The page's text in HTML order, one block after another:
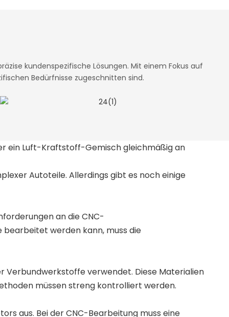
kundenspezifische Lösungen. Mit einem Fokus auf
Bedürfnisse zugeschnitten sind.
ein Luft-Kraftstoff-Gemisch gleichmäßig an
Autoteile. Allerdings gibt es noch einige
an die CNC-
bearbeitet werden kann, muss die
Verbundwerkstoffe verwendet. Diese Materialien
müssen streng kontrolliert werden.
aus. Bei der CNC-Bearbeitung muss eine